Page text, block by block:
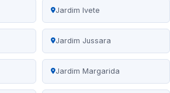
Jardim Ivete
Jardim Jussara
Jardim Margarida